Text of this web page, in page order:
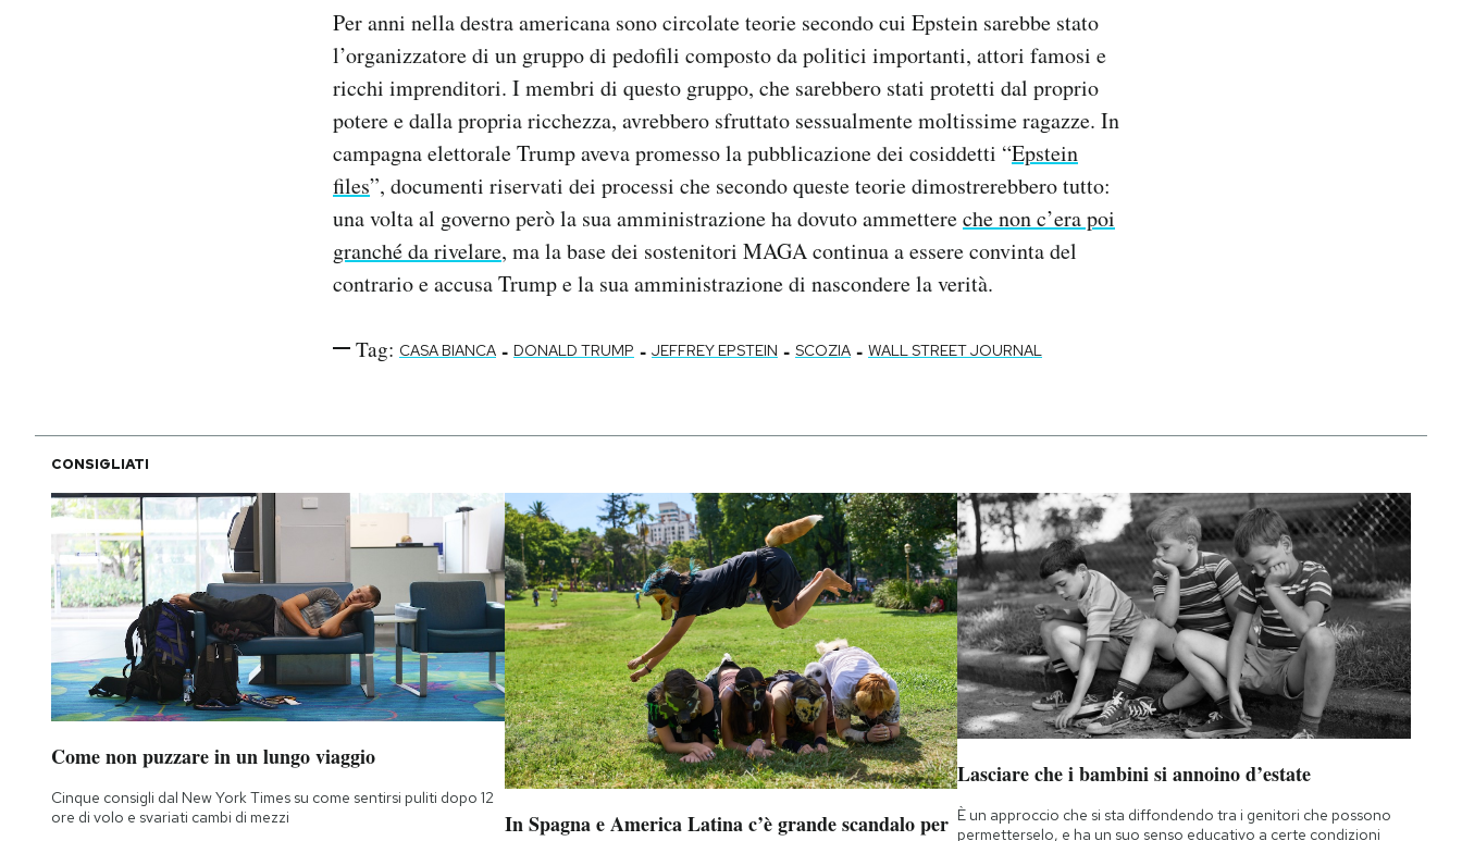
Per anni nella destra americana sono circolate teorie secondo cui Epstein sarebbe stato
l’organizzatore di un gruppo di pedofili composto da politici importanti, attori famosi e
ricchi imprenditori. I membri di questo gruppo, che sarebbero stati protetti dal proprio
potere e dalla propria ricchezza, avrebbero sfruttato sessualmente moltissime ragazze. In
campagna elettorale Trump aveva promesso la pubblicazione dei cosiddetti “Epstein
files”, documenti riservati dei processi che secondo queste teorie dimostrerebbero tutto:
una volta al governo però la sua amministrazione ha dovuto ammettereche non c’era poi
granché da rivelare, ma la base dei sostenitori MAGA continua a essere convinta del
contrario e accusa Trump e la sua amministrazione di nascondere la verità.
Tag: CASA BIANCA - DONALD TRUMP - JEFFREY EPSTEIN - SCOZIA - WALL STREET JOURNAL
CONSIGLIATI
Come non puzzare in un lungo viaggio
Cinque consigli dal New York Times su come sentirsi puliti dopo 12
ore di volo e svariati cambi di mezzi
In Spagna e America Latina c’è grande scandalo per
Lasciare che i bambini si annoino d’estate
È un approccio che si sta diffondendo tra i genitori che possono
permetterselo, e ha un suo senso educativo a certe condizioni